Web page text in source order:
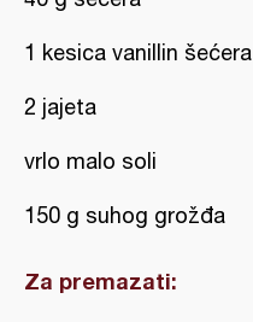
1 kesica vanillin šećera
2 jajeta
vrlo malo soli
150 g suhog grožđa
Za premazati: